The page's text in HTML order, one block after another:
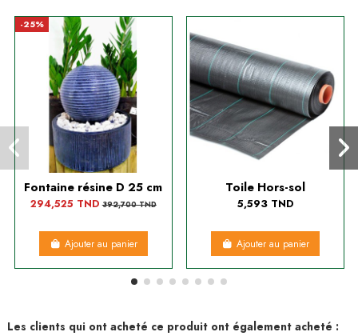
-25%
Fontaine résine D 25 cm
294,525 TND392,700 TND
Ajouter au panier
Toile Hors-sol
5,593 TND
Ajouter au panier
Les clients qui ont acheté ce produit ont également acheté :